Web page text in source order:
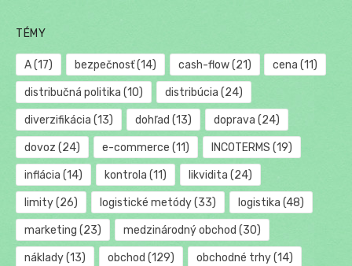
TÉMY
A(17) bezpečnosť(14) cash-flow(21) cena (11)
distribučná politika (10) distribúcia (24)
diverzifikácia (13) dohľad (13) doprava (24)
dovoz (24) e-commerce (11) INCOTERMS (19)
inflácia (14) kontrola (11) likvidita (24)
limity(26) logistické metódy(33) logistika (48)
marketing (23) medzinárodný obchod (30)
náklady(13) obchod (129) obchodné trhy(14)